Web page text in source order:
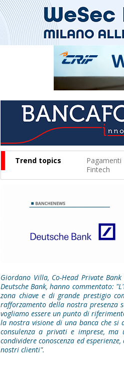
Trend topics Pagamenti
Fintech
Giordano Villa, Co-Head Private
Deutsche Bank, hanno commentato:
zona chiave e di grande prestigio
rafforzamento della nostra
vogliamo essere un punto di
la nostra visione di una banca che si
consulenza a privati e imprese, ma
condividere conoscenza ed
nostri clienti".